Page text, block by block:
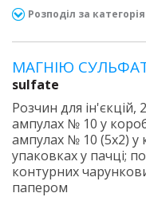
Розподіл за
МАГНІЮ
sulfate
Розчин для
ампулах № 10 у
ампулах № 10 (5х2) у
упаковках у пачці;
контурних
папером